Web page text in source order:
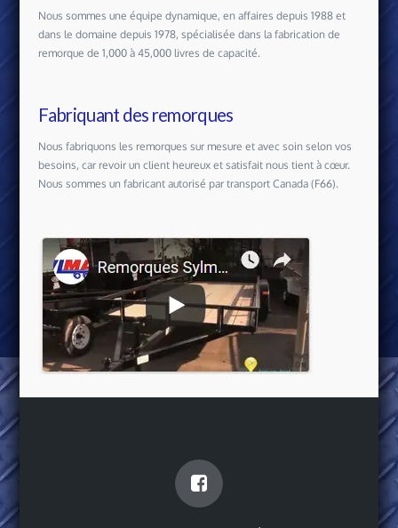
Nous sommes une équipe dynamique, en affaires depuis 1988 et
dans le domaine depuis 1978, spécialisée dans la fabrication de
remorque de 1,000 à 45,000 livres de capacité.
Fabriquant des remorques
Nous fabriquons les remorques sur mesure et avec soin selon vos
besoins, car revoir un client heureux et satisfait nous tient à cœur.
Nous sommes un fabricant autorisé par transport Canada (F66).